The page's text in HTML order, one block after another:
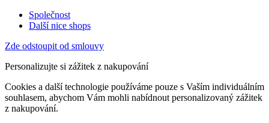
Společnost
Další nice shops
Zde odstoupit od smlouvy
Personalizujte si zážitek z nakupování
Cookies a další technologie používáme pouze s Vaším individuálním
souhlasem, abychom Vám mohli nabídnout personalizovaný zážitek
z nakupování.